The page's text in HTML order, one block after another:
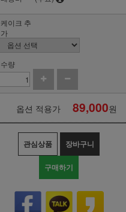
케이크 추
가
수량
옵션 적용가 89,000원
관심상품 장바구니
구매하기